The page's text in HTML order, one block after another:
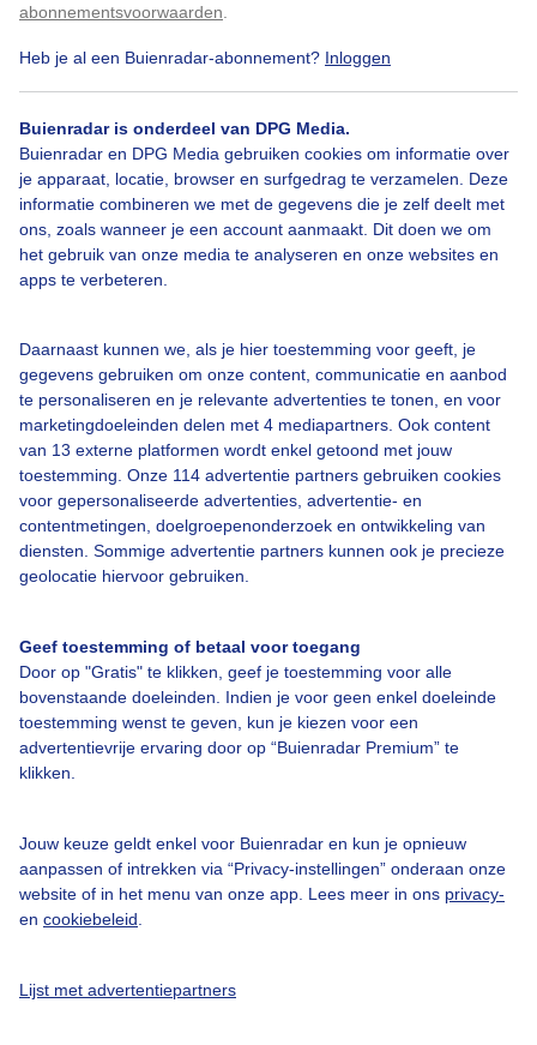
abonnementsvoorwaarden
Heb je al een Buienradar-abonnement? Inloggen
Buienradar is onderdeel van DPG Media.
Buienradar en DPG Media gebruiken cookies om informatie over
je apparaat, locatie, browser en surfgedrag te verzamelen. Deze
informatie combineren we met de gegevens die je zelf deelt met
ons, zoals wanneer je een account aanmaakt. Dit doen we om
het gebruik van onze media te analyseren en onze websites en
apps te verbeteren.
Daarnaast kunnen we, als je hier toestemming voor geeft, je
gegevens gebruiken om onze content, communicatie en aanbod
te personaliseren en je relevante advertenties te tonen, en voor
marketingdoeleinden delen met 4 mediapartners. Ook content
van 13 externe platformen wordt enkel getoond met jouw
toestemming. Onze 114 advertentie partners gebruiken cookies
voor gepersonaliseerde advertenties, advertentie- en
contentmetingen, doelgroepenonderzoek en ontwikkeling van
diensten. Sommige advertentie partners kunnen ook je precieze
geolocatie hiervoor gebruiken.
Geef toestemming of betaal voor toegang
Door op "Gratis" te klikken, geef je toestemming voor alle
bovenstaande doeleinden. Indien je voor geen enkel doeleinde
toestemming wenst te geven, kun je kiezen voor een
advertentievrije ervaring door op “Buienradar Premium” te
klikken.
Jouw keuze geldt enkel voor Buienradar en kun je opnieuw
aanpassen of intrekken via “Privacy-instellingen” onderaan onze
website of in het menu van onze app. Lees meer in ons privacy-
en cookiebeleid
Lijst met advertentiepartners
koorts krijgen van het koude weer? Er is nog plek in de
boom voor een lapje !
Sneeuw #natuurgebied Winter
Een moment geduld aub...
Over Buienradar
Bedrijfsgegevens
Veelgestelde vragen
Toegankelijkheid
Gebruikersvoorwaarden
Buienradar Team